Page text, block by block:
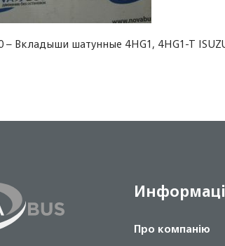
Вкладыши шатунные 4HG1, 4HG1-T
Про компанію